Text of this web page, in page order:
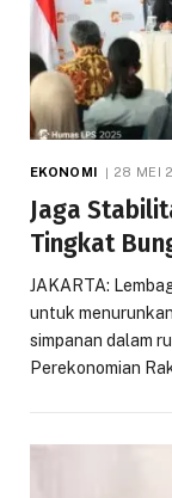
EKONOMI 28 MEI
Jaga
Tingkat
JAKARTA:
untuk
simpanan dalam
Perekonomian